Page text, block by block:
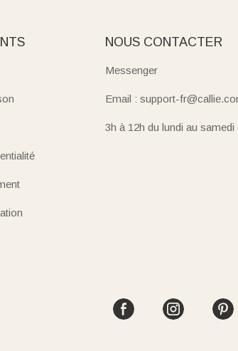
NOUS CONTACTER
Messenger
Email : support-
3h à 12h du lundi au samedi